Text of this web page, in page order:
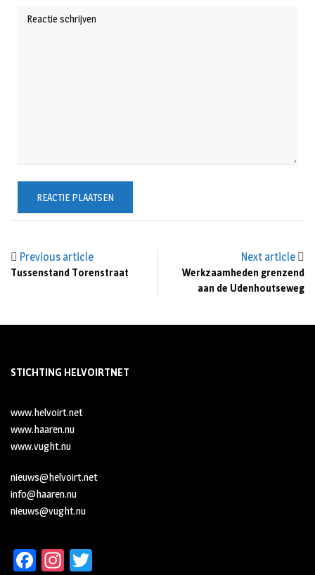
Previous article
Tussenstand Torenstraat
Next article
Werkzaamheden grenzend
aan de Udenhoutseweg
STICHTING HELVOIRTNET
www.helvoirt.net
www.haaren.nu
www.vught.nu
nieuws@helvoirt.net
info@haaren.nu
nieuws@vught.nu
Fa In